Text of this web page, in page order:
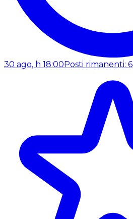
30 ago, h 18:00 Posti rimanenti: 6